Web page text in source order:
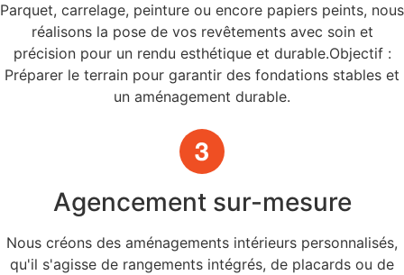
Parquet, carrelage, peinture ou encore papiers peints, nous
réalisons la pose de vos revêtements avec soin et
précision pour un rendu esthétique et durable.Objectif :
Préparer le terrain pour garantir des fondations stables et
un aménagement durable.
Agencement sur-mesure
Nous créons des aménagements intérieurs personnalisés,
qu'il s'agisse de rangements intégrés, de placards ou de